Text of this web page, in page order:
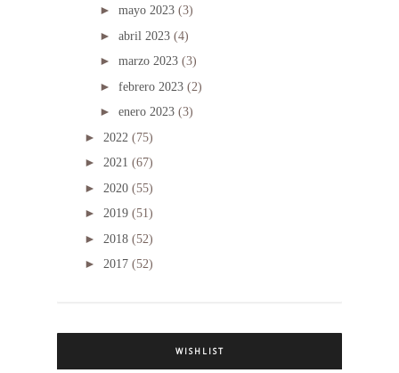
► mayo 2023 (3)
► abril 2023 (4)
► marzo 2023 (3)
► febrero 2023 (2)
► enero 2023 (3)
► 2022 (75)
► 2021 (67)
► 2020 (55)
► 2019 (51)
► 2018 (52)
► 2017 (52)
WISHLIST